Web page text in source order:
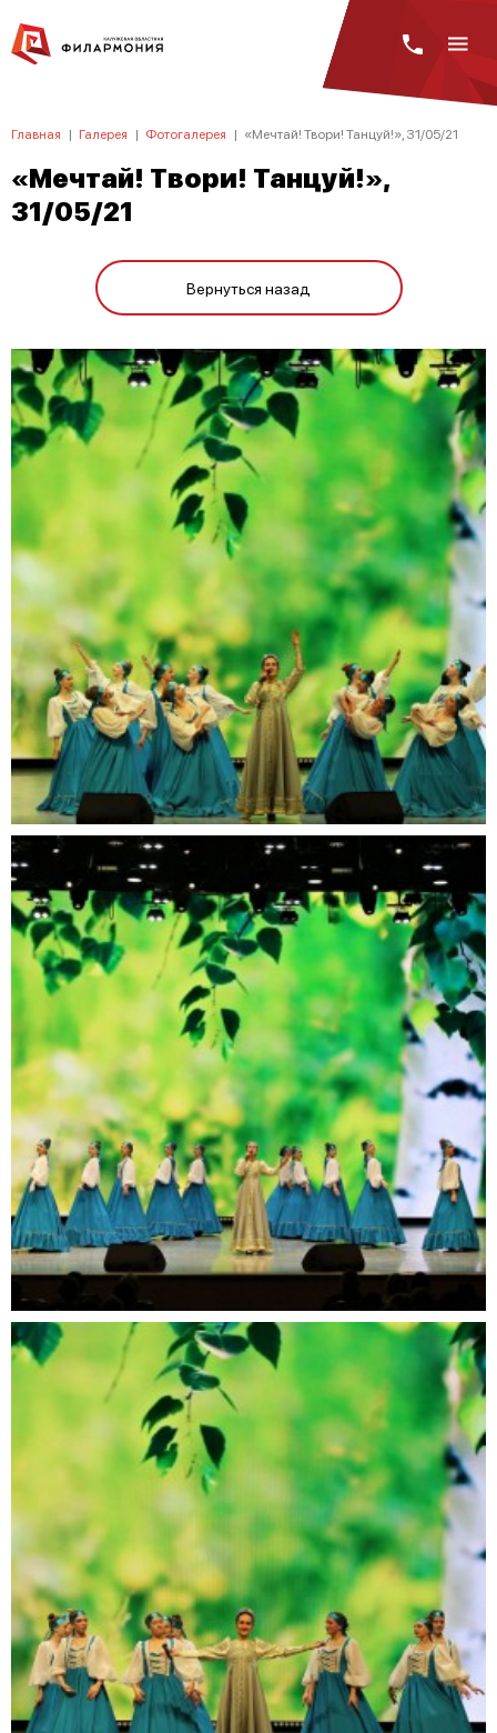
Главная | Галерея | Фотогалерея | «Мечтай! Твори! Танцуй!», 31/05/21
«Мечтай! Твори! Танцуй!»,
31/05/21
Вернуться назад